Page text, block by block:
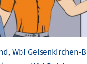
WbI Gelsenkirchen-